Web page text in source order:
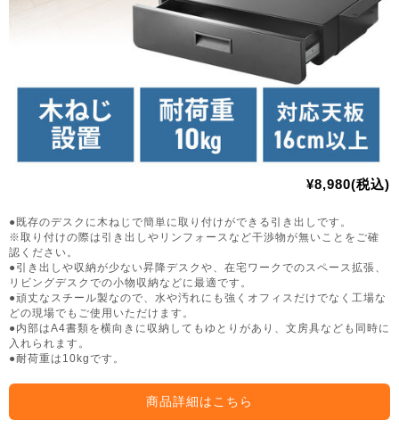
¥8,980(税込)
●既存のデスクに木ねじで簡単に取り付けができる引き出しです。
※取り付けの際は引き出しやリンフォースなど干渉物が無いことをご確
認ください。
●引き出しや収納が少ない昇降デスクや、在宅ワークでのスペース拡張、
リビングデスクでの小物収納などに最適です。
●頑丈なスチール製なので、水や汚れにも強くオフィスだけでなく工場な
どの現場でもご使用いただけます。
●内部はA4書類を横向きに収納してもゆとりがあり、文房具なども同時に
入れられます。
●耐荷重は10kgです。
商品詳細はこちら